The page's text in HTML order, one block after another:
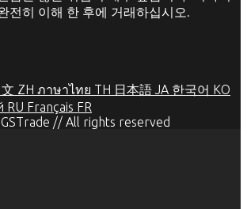
전히 이해 한 후에 거래하십시오.
ZH ภาษาไทย TH 日本語 JA 한국어 KO
RU Français FR
// All rights reserved